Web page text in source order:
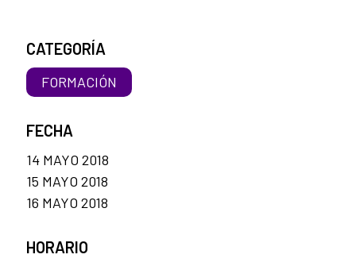
CATEGORÍA
FORMACIÓN
FECHA
14 MAYO 2018
15 MAYO 2018
16 MAYO 2018
HORARIO